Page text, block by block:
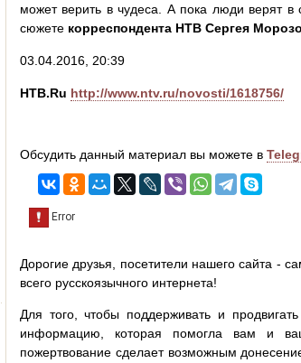
может верить в чудеса. А пока люди верят в
сюжете корреспондента НТВ Сергея
03.04.2016, 20:39
НТВ.Ru http://www.ntv.ru/novosti/1618756/
Обсудить данный материал вы можете в
Дорогие друзья, посетители нашего сайта -
всего русскоязычного интернета!
Для того, чтобы поддерживать и
информацию, которая помогла вам и
пожертвование сделает возможным